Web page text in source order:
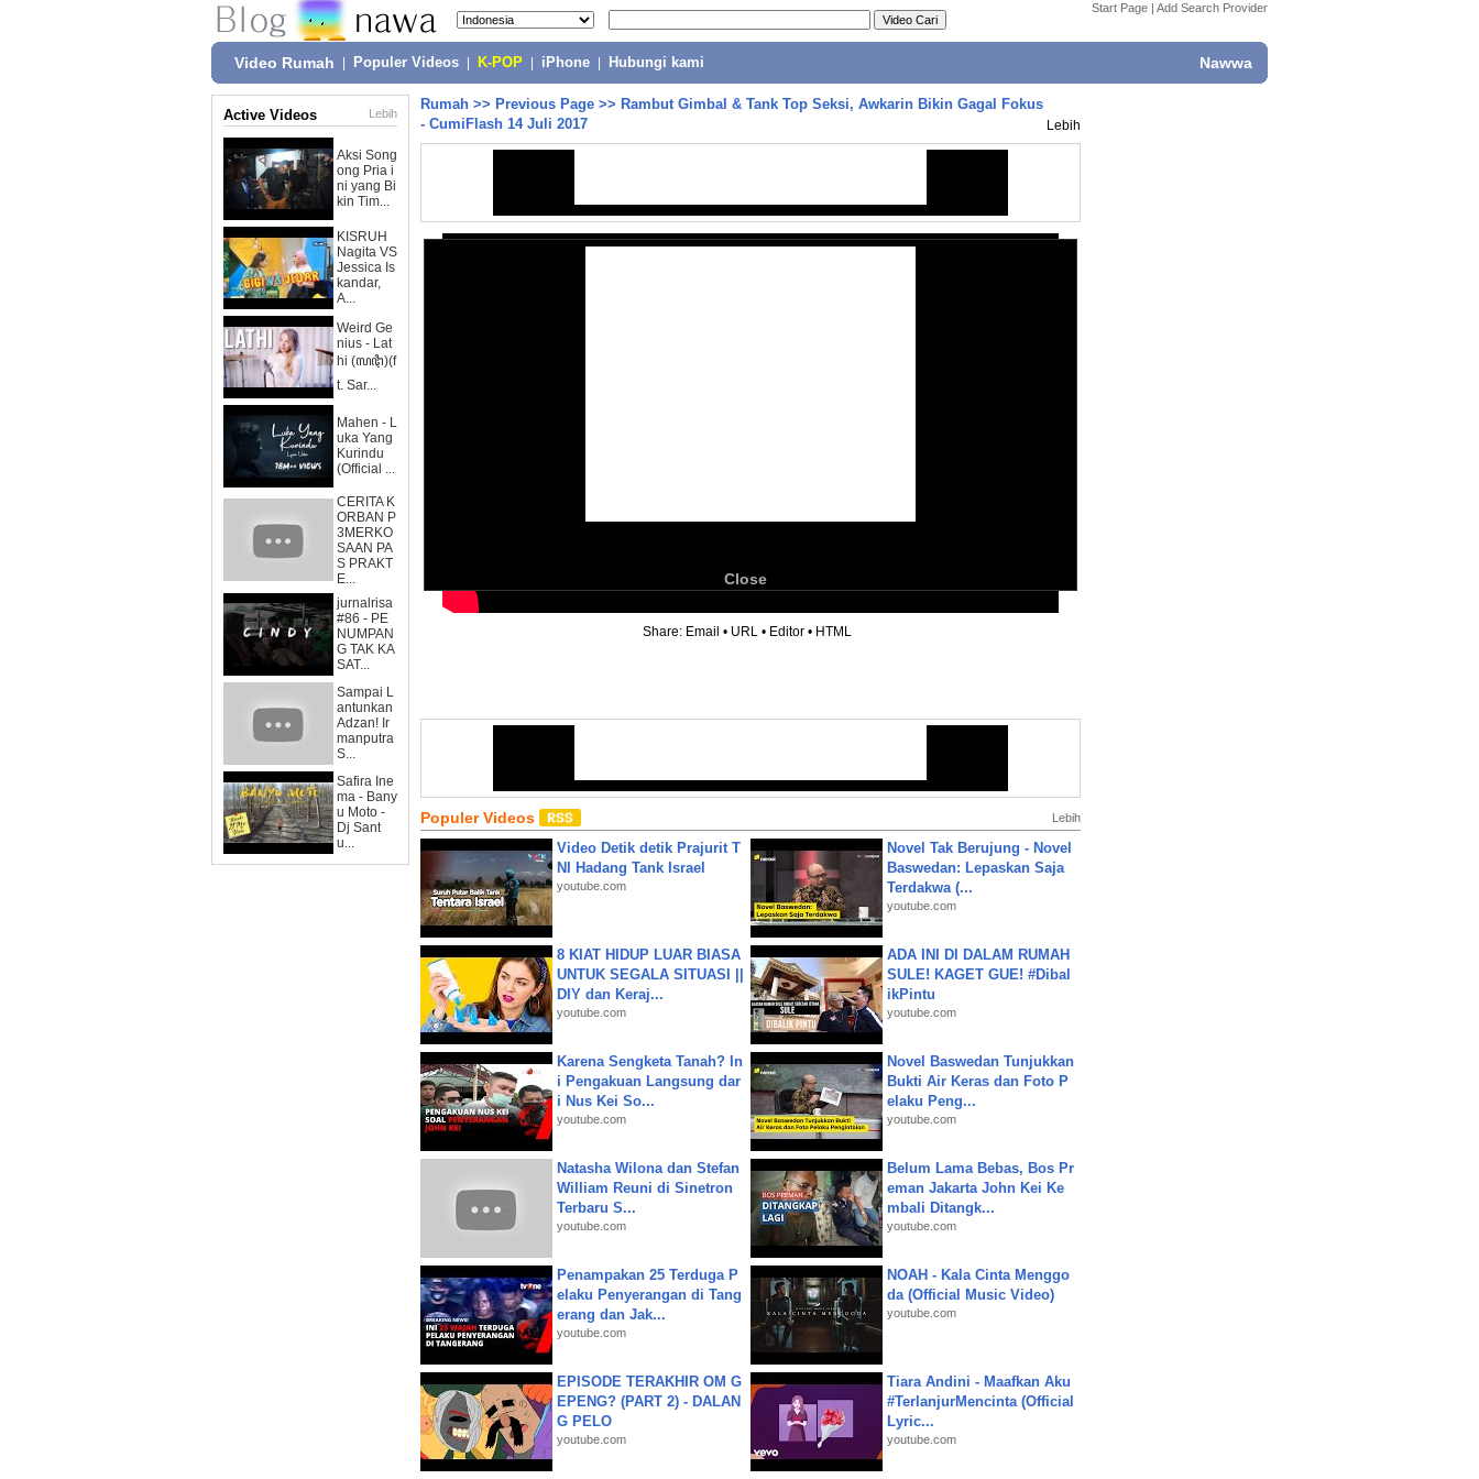
Start Page | Add Search Provider
Video Rumah Populer Videos K-POP iPhone Hubungi kami Nawwa
Active Videos Lebih
Aksi Song
ong Pria i
ni yang Bi
kin Tim...
KISRUH
Nagita VS
Jessica Is
kandar,
A...
Weird Ge
nius - Lat
hi (ꦭꦛꦶ)(f
t. Sar...
Mahen - L
uka Yang
Kurindu
(Official ...
CERITA K
ORBAN P
3MERKO
SAAN PA
S PRAKT
E...
jurnalrisa
#86 - PE
NUMPAN
G TAK KA
SAT...
Sampai L
antunkan
Adzan! Ir
manputra
S...
Safira Ine
ma - Bany
u Moto -
Dj Sant
u...
Rumah >> Previous Page >> Rambut Gimbal & Tank Top Seksi, Awkarin Bikin Gagal Fokus
- CumiFlash 14 Juli 2017
Lebih
Close
Share: Email • URL • Editor • HTML
Populer Videos Lebih
Video Detik detik Prajurit T
NI Hadang Tank Israel
youtube.com
Novel Tak Berujung - Novel
Baswedan: Lepaskan Saja
Terdakwa (...
youtube.com
8 KIAT HIDUP LUAR BIASA
UNTUK SEGALA SITUASI ||
DIY dan Keraj...
youtube.com
ADA INI DI DALAM RUMAH
SULE! KAGET GUE! #Dibal
ikPintu
youtube.com
Karena Sengketa Tanah? In
i Pengakuan Langsung dar
i Nus Kei So...
youtube.com
Novel Baswedan Tunjukkan
Bukti Air Keras dan Foto P
elaku Peng...
youtube.com
Natasha Wilona dan Stefan
William Reuni di Sinetron
Terbaru S...
youtube.com
Belum Lama Bebas, Bos Pr
eman Jakarta John Kei Ke
mbali Ditangk...
youtube.com
Penampakan 25 Terduga P
elaku Penyerangan di Tang
erang dan Jak...
youtube.com
NOAH - Kala Cinta Menggo
da (Official Music Video)
youtube.com
EPISODE TERAKHIR OM G
EPENG? (PART 2) - DALAN
G PELO
youtube.com
Tiara Andini - Maafkan Aku
#TerlanjurMencinta (Official
Lyric...
youtube.com